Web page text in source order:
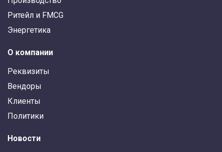
Ритейл и FMCG
Энергетика
О компании
Реквизиты
Вендоры
Клиенты
Политики
Новости